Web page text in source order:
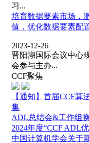
习...
培育数据要素市场，
值，优化数据要素配
2023-12-26
晋阳湖国际会议中心
会参与主办...
CCF聚焦
【通知】首届CCF
集
ADL总结会&工作组
2024年度“CCF ADL
中国计算机学会关于